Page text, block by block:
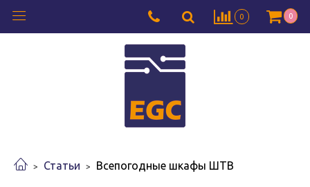
0 0
Статьи Всепогодные шкафы ШТВ